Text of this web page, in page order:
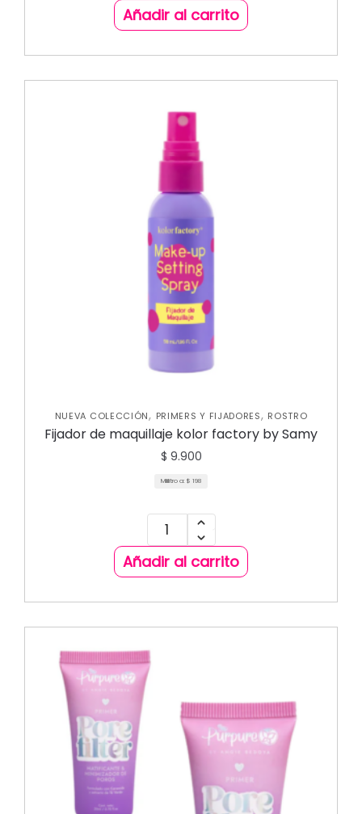
Añadir al carrito
NUEVA COLECCIÓN, PRIMERS Y FIJADORES, ROSTRO
Fijador de maquillaje kolor factory by Samy
$ 9.900
Mililitro a: $ 198
Añadir al carrito